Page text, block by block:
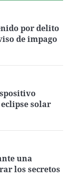
por delito
de impago
solar
una
los secretos